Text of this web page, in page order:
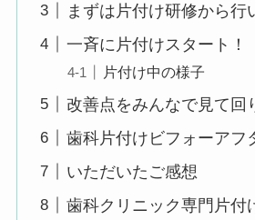
まずは片付け研修から行
一斉に片付けスタート！
片付け中の様子
改善点をみんなで見て回
歯科片付けビフォーアフ
いただいたご感想
歯科クリニック専門片付